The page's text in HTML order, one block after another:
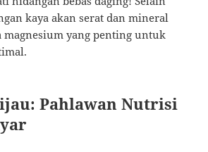
kaya akan serat dan mineral
magnesium yang penting untuk
Pahlawan Nutrisi